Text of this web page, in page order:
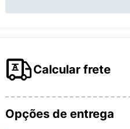
Calcular frete
Opções de entrega